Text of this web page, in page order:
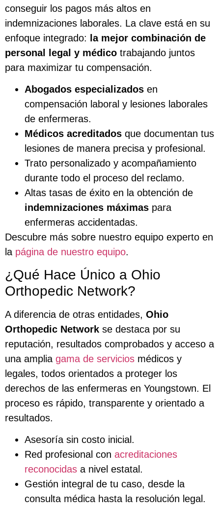
conseguir los pagos más altos en
indemnizaciones laborales. La clave está en su
enfoque integrado:
la mejor combinación de
personal legal y médico trabajando juntos
para maximizar tu compensación.
Abogados especializados en
compensación laboral y lesiones laborales
de enfermeras.
Médicos acreditados que documentan tus
lesiones de manera precisa y profesional.
Trato personalizado y acompañamiento
durante todo el proceso del reclamo.
Altas tasas de éxito en la obtención de
indemnizaciones máximas para
enfermeras accidentadas.
Descubre más sobre nuestro equipo experto en
la página de nuestro equipo.
¿Qué Hace Único a Ohio
Orthopedic Network?
A diferencia de otras entidades, Ohio
Orthopedic Network se destaca por su
reputación, resultados comprobados y acceso a
una amplia gama de servicios médicos y
legales, todos orientados a proteger los
derechos de las enfermeras en Youngstown. El
proceso es rápido, transparente y orientado a
resultados.
Asesoría sin costo inicial.
Red profesional con acreditaciones
reconocidas a nivel estatal.
Gestión integral de tu caso, desde la
consulta médica hasta la resolución legal.